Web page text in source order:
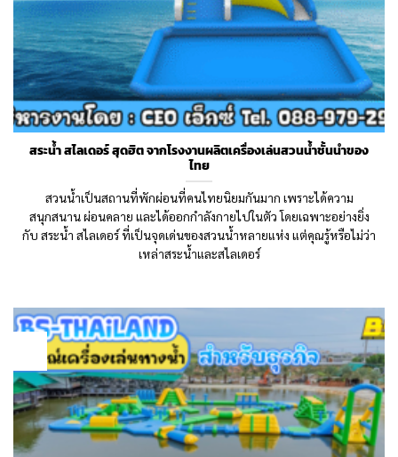
สระน้ำ สไลเดอร์ สุดฮิต จากโรงงานผลิตเครื่องเล่นสวนน้ำชั้นนำของ
ไทย
สวนน้ำเป็นสถานที่พักผ่อนที่คนไทยนิยมกันมาก เพราะได้ความ
สนุกสนาน ผ่อนคลาย และได้ออกกำลังกายไปในตัว โดยเฉพาะอย่างยิ่ง
กับ สระน้ำ สไลเดอร์ ที่เป็นจุดเด่นของสวนน้ำหลายแห่ง แต่คุณรู้หรือไม่ว่า
เหล่าสระน้ำและสไลเดอร์